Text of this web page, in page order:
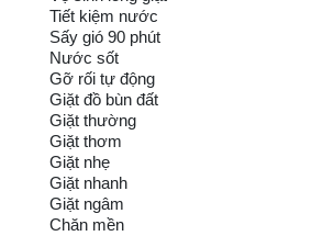
Tiết kiệm nước
Sấy gió 90 phút
Nước sốt
Gỡ rối tự động
Giặt đồ bùn đất
Giặt thường
Giặt thơm
Giặt nhẹ
Giặt nhanh
Giặt ngâm
Chăn mền